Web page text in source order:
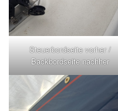
Steuerbordseite vorher /
Backbordseite nachher